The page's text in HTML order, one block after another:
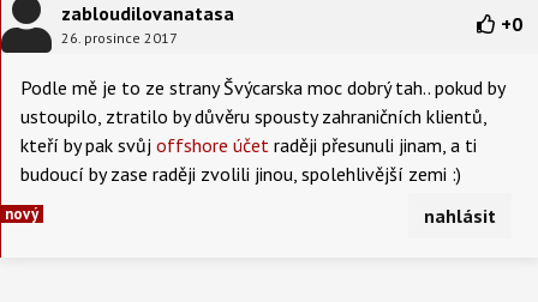
zabloudilovanatasa
26. prosince 2017
+0
Podle mě je to ze strany Švýcarska moc dobrý tah.. pokud by
ustoupilo, ztratilo by důvěru spousty zahraničních klientů,
kteří by pak svůj offshore účet raději přesunuli jinam, a ti
budoucí by zase raději zvolili jinou, spolehlivější zemi :)
nový nahlásit